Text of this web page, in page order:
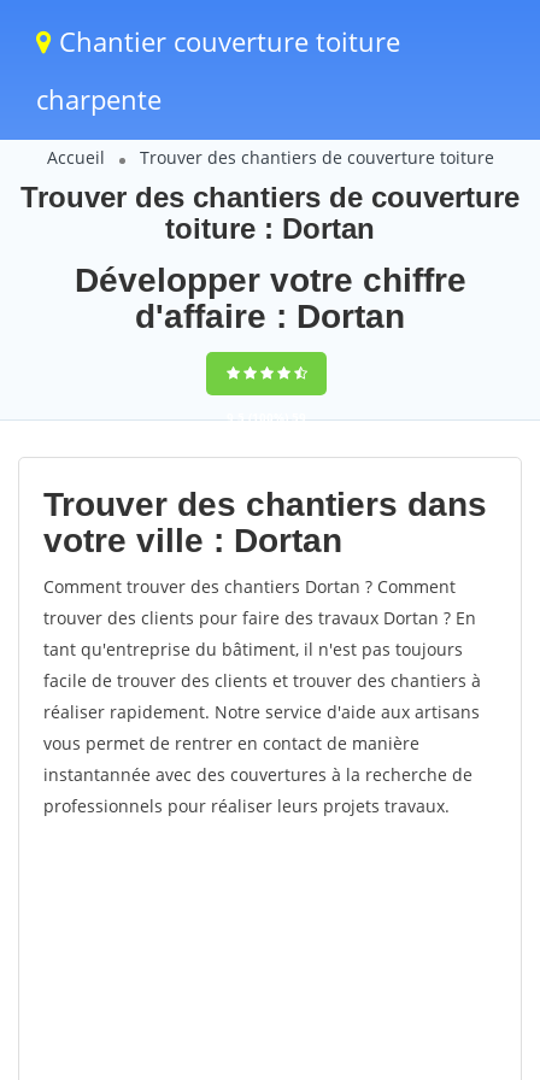
Chantier couverture toiture
charpente
Accueil Trouver des chantiers de couverture toiture
Trouver des chantiers de couverture
toiture : Dortan
Développer votre chiffre
d'affaire : Dortan
9,5(100%)59
votes
Trouver des chantiers dans
votre ville : Dortan
Comment trouver des chantiers Dortan ? Comment
trouver des clients pour faire des travaux Dortan ? En
tant qu'entreprise du bâtiment, il n'est pas toujours
facile de trouver des clients et trouver des chantiers à
réaliser rapidement. Notre service d'aide aux artisans
vous permet de rentrer en contact de manière
instantannée avec des couvertures à la recherche de
professionnels pour réaliser leurs projets travaux.